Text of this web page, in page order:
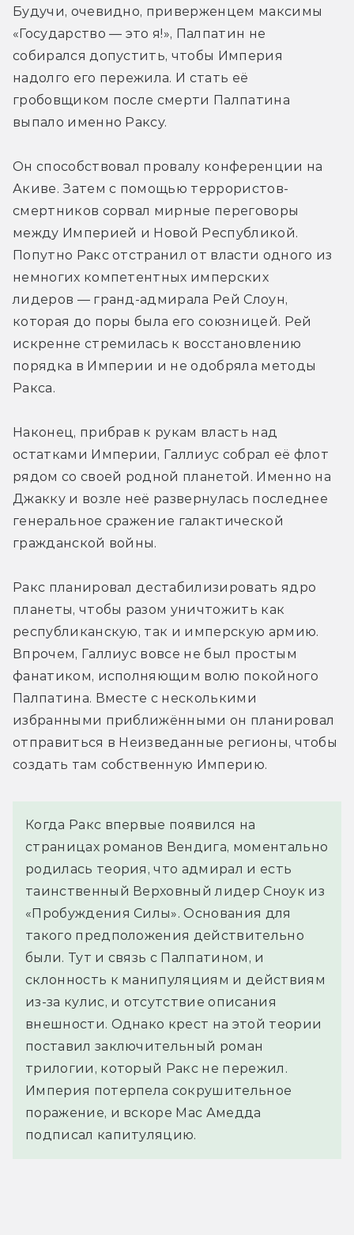
Будучи, очевидно, приверженцем максимы
«Государство — это я!», Палпатин не
собирался допустить, чтобы Империя
надолго его пережила. И стать её
гробовщиком после смерти Палпатина
выпало именно Раксу.
Он способствовал провалу конференции на
Акиве. Затем с помощью террористов-
смертников сорвал мирные переговоры
между Империей и Новой Республикой.
Попутно Ракс отстранил от власти одного из
немногих компетентных имперских
лидеров — гранд-адмирала Рей Слоун,
которая до поры была его союзницей. Рей
искренне стремилась к восстановлению
порядка в Империи и не одобряла методы
Ракса.
Наконец, прибрав к рукам власть над
остатками Империи, Галлиус собрал её флот
рядом со своей родной планетой. Именно на
Джакку и возле неё развернулась последнее
генеральное сражение галактической
гражданской войны.
Ракс планировал дестабилизировать ядро
планеты, чтобы разом уничтожить как
республиканскую, так и имперскую армию.
Впрочем, Галлиус вовсе не был простым
фанатиком, исполняющим волю покойного
Палпатина. Вместе с несколькими
избранными приближёнными он планировал
отправиться в Неизведанные регионы, чтобы
создать там собственную Империю.
Когда Ракс впервые появился на
страницах романов Вендига, моментально
родилась теория, что адмирал и есть
таинственный Верховный лидер Сноук из
«Пробуждения Силы». Основания для
такого предположения действительно
были. Тут и связь с Палпатином, и
склонность к манипуляциям и действиям
из-за кулис, и отсутствие описания
внешности. Однако крест на этой теории
поставил заключительный роман
трилогии, который Ракс не пережил.
Империя потерпела сокрушительное
поражение, и вскоре Мас Амедда
подписал капитуляцию.